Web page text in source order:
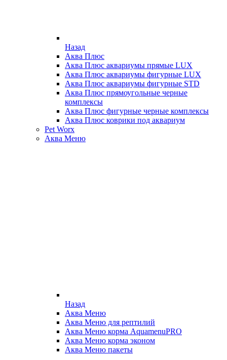
Назад
Аква Плюс
Аква Плюс аквариумы прямые LUX
Аква Плюс аквариумы фигурные LUX
Аква Плюс аквариумы фигурные STD
Аква Плюс прямоугольные черные
комплексы
Аква Плюс фигурные черные комплексы
Аква Плюс коврики под аквариум
Pet Worx
Аква Меню
Назад
Аква Меню
Аква Меню для рептилий
Аква Меню корма AquamenuPRO
Аква Меню корма эконом
Аква Меню пакеты